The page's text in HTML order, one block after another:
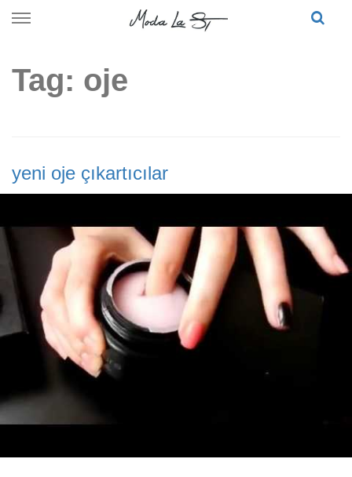
to
Tag: oje
yeni oje çıkartıcılar